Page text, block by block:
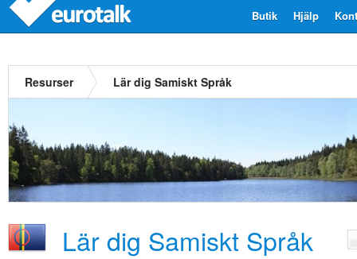
Hjälp
Butik
Resurser Lär dig Samiskt Språk
Lär dig Samiskt Språk